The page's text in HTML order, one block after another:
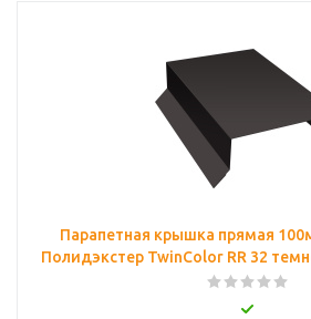
Парапетная крышка прямая
Полидэкстер TwinColor RR 32